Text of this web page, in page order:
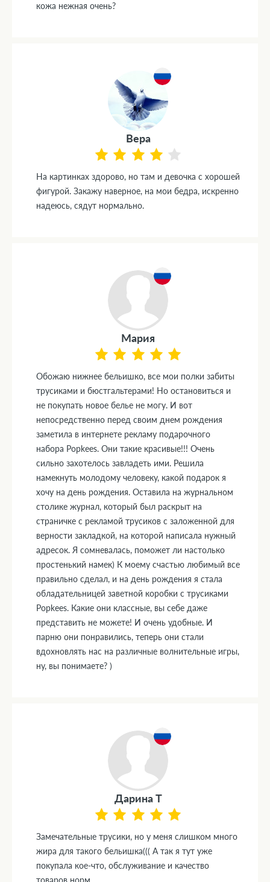
кожа нежная очень?
Вера
На картинках здорово, но там и девочка с хорошей
фигурой. Закажу наверное, на мои бедра, искренно
надеюсь, сядут нормально.
Мария
Обожаю нижнее бельишко, все мои полки забиты
трусиками и бюстгальтерами! Но остановиться и
не покупать новое белье не могу. И вот
непосредственно перед своим днем рождения
заметила в интернете рекламу подарочного
набора Popkees. Они такие красивые!!! Очень
сильно захотелось завладеть ими. Решила
намекнуть молодому человеку, какой подарок я
хочу на день рождения. Оставила на журнальном
столике журнал, который был раскрыт на
страничке с рекламой трусиков с заложенной для
верности закладкой, на которой написала нужный
адресок. Я сомневалась, поможет ли настолько
простенький намек) К моему счастью любимый все
правильно сделал, и на день рождения я стала
обладательницей заветной коробки с трусиками
Popkees. Какие они классные, вы себе даже
представить не можете! И очень удобные. И
парню они понравились, теперь они стали
вдохновлять нас на различные волнительные игры,
ну, вы понимаете? )
Дарина Т
Замечательные трусики, но у меня слишком много
жира для такого бельишка((( А так я тут уже
покупала кое-что, обслуживание и качество